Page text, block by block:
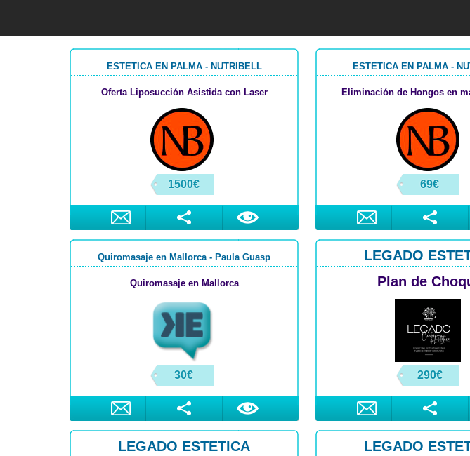
ESTETICA EN PALMA - NUTRIBELL
Oferta Liposucción Asistida con Laser
1500€
ESTETICA EN PALMA -
Eliminación de Hongos en
69€
Quiromasaje en Mallorca - Paula Guasp
Quiromasaje en Mallorca
30€
LEGADO
Plan de
290€
LEGADO ESTETICA
LEGADO